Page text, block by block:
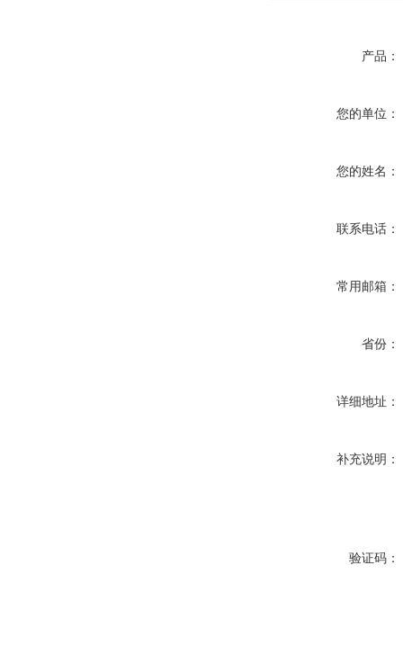
产品：
您的单位：
您的姓名：
联系电话：
常用邮箱：
省份：
详细地址：
补充说明：
验证码：